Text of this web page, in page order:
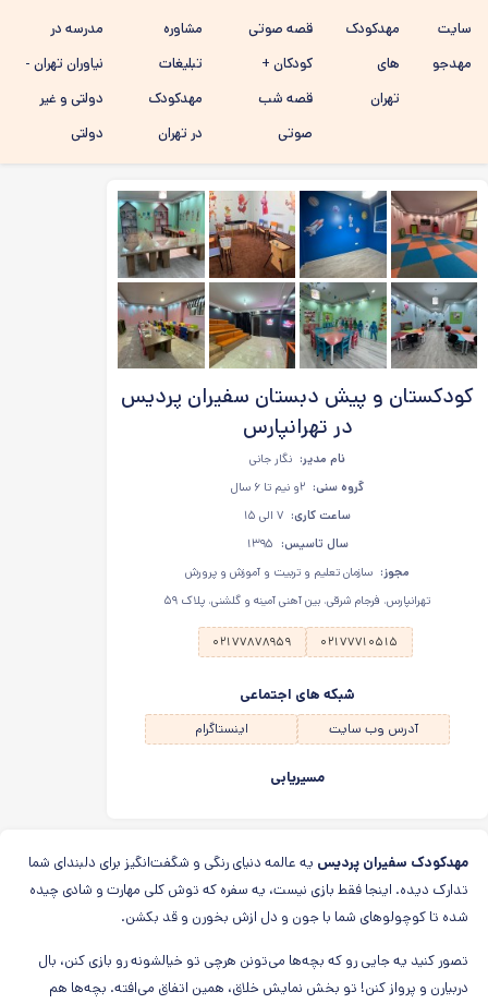
سایت
مهدجو
مهدکودک
های
تهران
قصه صوتی
کودکان +
قصه شب
صوتی
مشاوره
تبلیغات
مهدکودک
در تهران
مدرسه در
نیاوران تهران -
دولتی و غیر
دولتی
کودکستان و پیش دبستان سفیران پردیس
در تهرانپارس
نام مدیر: نگار جانی
گروه سنی: ۲و نیم تا ۶ سال
ساعت کاری: ۷ الی ۱۵
سال تاسیس: ۱۳۹۵
مجوز: سازمان تعلیم و تربیت و آموزش و پرورش
تهرانپارس، فرجام شرقی، بین آهنی آمینه و گلشنی، پلاک ۵۹
۰۲۱۷۷۷۱۰۵۱۵ ۰۲۱۷۷۸۷۸۹۵۹
شبکه های اجتماعی
آدرس وب سایت اینستاگرام
مسیریابی
مهدکودک سفیران پردیس یه عالمه دنیای رنگی و شگفت‌انگیز برای دلبندای شما
تدارک دیده. اینجا فقط بازی نیست، یه سفره که توش کلی مهارت و شادی چیده
شده تا کوچولوهای شما با جون و دل ازش بخورن و قد بکشن.
تصور کنید یه جایی رو که بچه‌ها می‌تونن هرچی تو خیالشونه رو بازی کنن، بال
دربیارن و پرواز کنن! تو بخش نمایش خلاق، همین اتفاق می‌افته. بچه‌ها هم